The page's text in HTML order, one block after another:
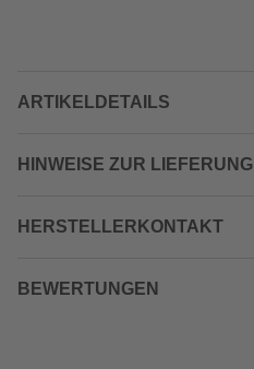
ARTIKELDETAILS
HINWEISE ZUR LIEFERUNG
HERSTELLERKONTAKT
BEWERTUNGEN